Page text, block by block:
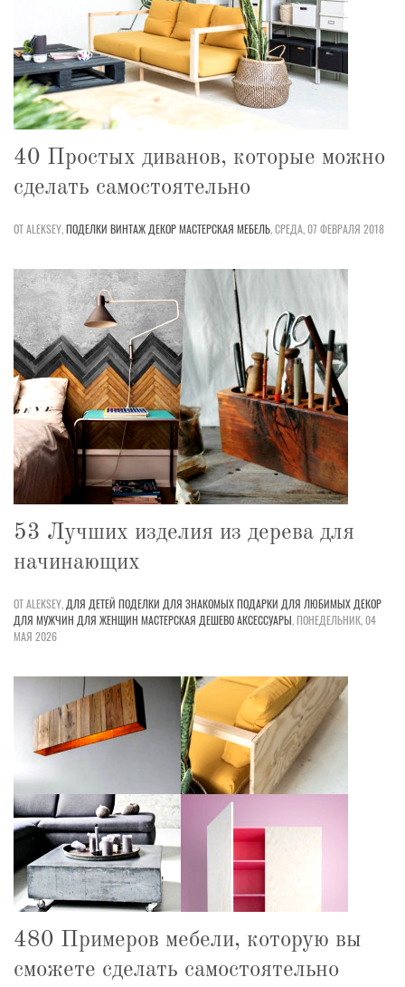
40 Простых диванов, которые можно
сделать самостоятельно
ОТ ALEKSEY,ПОДЕЛКИ ВИНТАЖ ДЕКОРМАСТЕРСКАЯ МЕБЕЛЬ,СРЕДА, 07 ФЕВРАЛЯ 2018
53 Лучших изделия из дерева для
начинающих
ОТ ALEKSEY, ДЛЯ ДЕТЕЙ ПОДЕЛКИ ДЛЯ ЗНАКОМЫХПОДАРКИ ДЛЯ ЛЮБИМЫХ ДЕКОР
ДЛЯ МУЖЧИН ДЛЯ ЖЕНЩИН МАСТЕРСКАЯ ДЕШЕВОАКСЕССУАРЫ,ПОНЕДЕЛЬНИК, 04
МАЯ 2026
480 Примеров мебели, которую вы
сможете сделать самостоятельно